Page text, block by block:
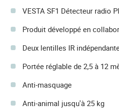
VESTA SF1 Détecteur radio
Produit développé en
Deux lentilles IR
Portée réglable de 2,5 à 12
Anti-masquage
Anti-animal jusqu'à 25 kg